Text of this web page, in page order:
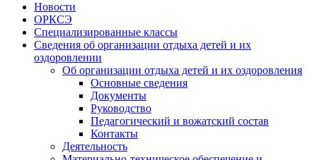
Новости
ОРКСЭ
Специализированные классы
Сведения об организации отдыха детей и их
оздоровлении
Об организации отдыха детей и их оздоровления
Основные сведения
Документы
Руководство
Педагогический и вожатский состав
Контакты
Деятельность